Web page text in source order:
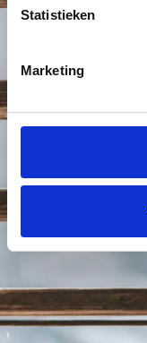
Statistieken
Marketing